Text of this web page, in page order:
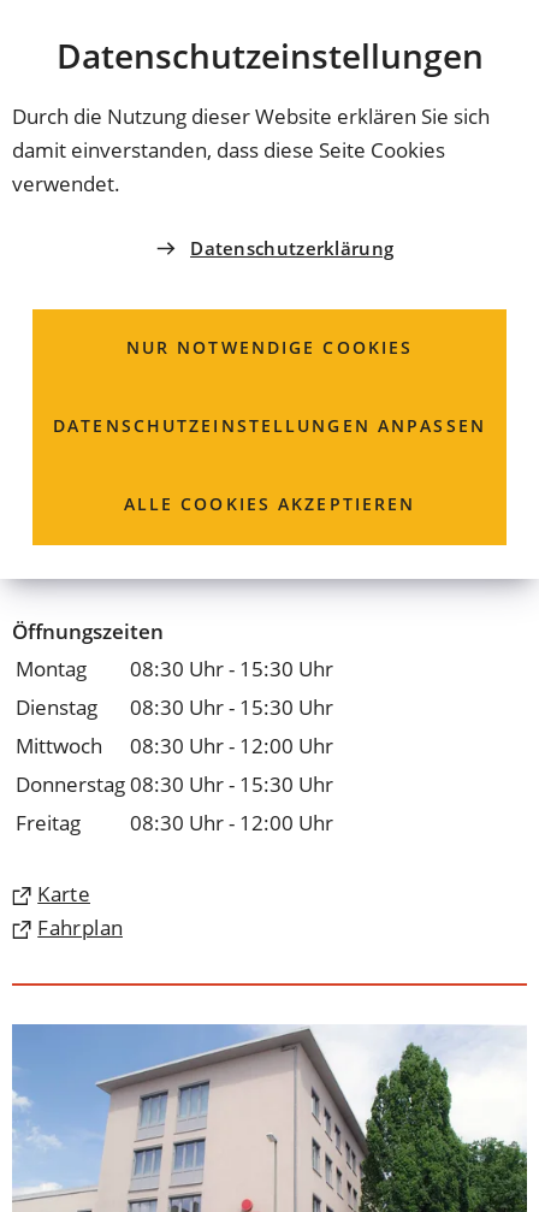
Datenschutz­einstellungen
Durch die Nutzung dieser Website erklären Sie sich
damit einverstanden, dass diese Seite Cookies
verwendet.
Datenschutzerklärung
NUR NOTWENDIGE COOKIES
DATENSCHUTZ­EINSTELLUNGEN ANPASSEN
ALLE COOKIES AKZEPTIEREN
INHALT ANSPRINGEN
Coburg
REFERAT 3 - REFERAT FÜR SOZIALES, BILDUNG
UND KULTUR
Sozial- und
Versicherungsamt
96450 Coburg
09561 89-1555
Öffnungszeiten
Montag
08:30 Uhr - 15:30 Uhr
Dienstag
08:30 Uhr - 15:30 Uhr
Mittwoch
08:30 Uhr - 12:00 Uhr
Donnerstag08:30 Uhr - 15:30 Uhr
Freitag
08:30 Uhr - 12:00 Uhr
Karte
(Öffnet
in
neuen
Tab)
Fahrplan
(Öffnet
einem
neuen
Tab)